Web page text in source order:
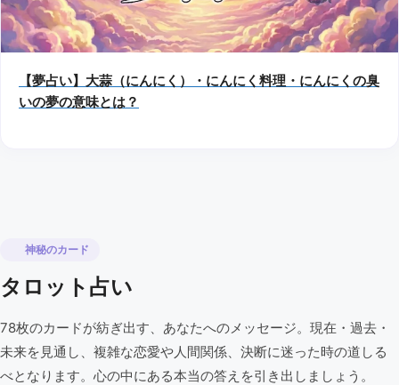
【夢占い】大蒜（にんにく）・にんにく料理・にんにくの臭
いの夢の意味とは？
神秘のカード
タロット占い
78枚のカードが紡ぎ出す、あなたへのメッセージ。現在・過去・
未来を見通し、複雑な恋愛や人間関係、決断に迷った時の道しる
べとなります。心の中にある本当の答えを引き出しましょう。